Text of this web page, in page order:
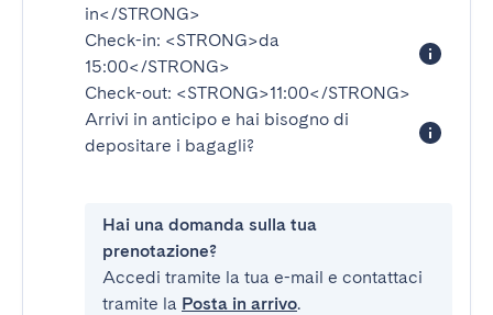
in</STRONG>
Check-in: <STRONG>da
15:00</STRONG>
Check-out: <STRONG>11:00</STRONG>
Arrivi in anticipo e hai bisogno di
depositare i bagagli?
Hai una domanda sulla tua
prenotazione?
Accedi tramite la tua e-mail e contattaci
tramite la Posta in arrivo.